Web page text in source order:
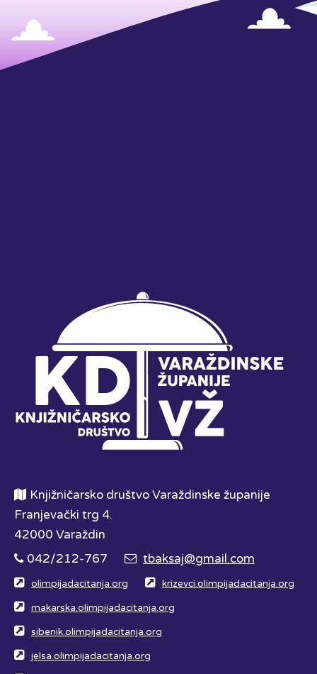
Knjižničarsko društvo Varaždinske županije
Franjevački trg 4.
42000 Varaždin
042/212-767
tbaksaj@gmail.com
olimpijadacitanja.org krizevci.olimpijadacitanja.org
makarska.olimpijadacitanja.org
sibenik.olimpijadacitanja.org
jelsa.olimpijadacitanja.org